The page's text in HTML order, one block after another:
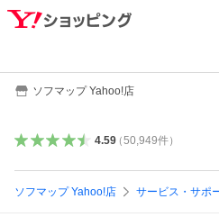
ソフマップ Yahoo!店
4.59（50,949件）
ソフマップ Yahoo!店 サービス・サポ